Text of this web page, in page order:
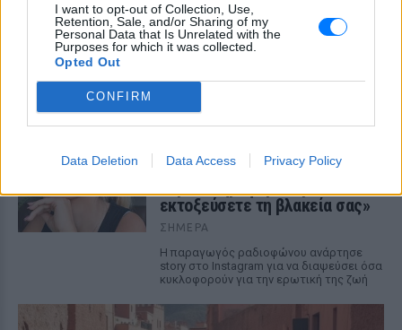
I want to opt-out of Collection, Use,
Retention, Sale, and/or Sharing of my
Personal Data that Is Unrelated with the
Purposes for which it was collected.
Opted Out
CONFIRM
Data Deletion Data Access Privacy Policy
MEGA
ΣΉΜΕΡΑ
στιγμή από το λιμάνι του Πειραιά, την
Η Ελένη Βουλγαράκη ξεσπά για
τις φήμες χωρισμού με τον
Ιωαννίδη: «Διασταυρώστε
εκτοξεύσετε τη βλακεία σας»
ΣΉΜΕΡΑ
Η παραγωγός ραδιοφώνου ανάρτησε
story στο Instagram για να διαψεύσει όσα
κυκλοφορούν για την ερωτική της ζωή